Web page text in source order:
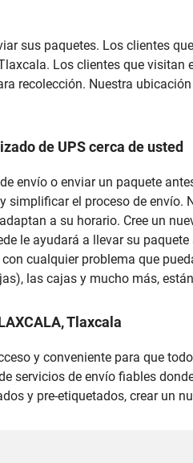
sus paquetes. Los clientes
Los clientes que
recolección. Nuestra
de UPS cerca de usted
envío o enviar un paquete
el proceso de envío.
a su horario. Cree un
le ayudará a llevar su
cualquier problema que
las cajas y mucho más,
Tlaxcala
y conveniente para que
de envío fiables
y pre-etiquetados, crear un